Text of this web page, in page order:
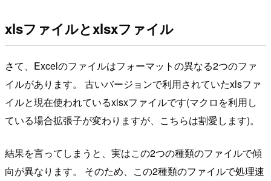
xlsファイルとxlsxファイル
さて、Excelのファイルはフォーマットの異なる2つのファ
イルがあります。 古いバージョンで利用されていたxlsファ
イルと現在使われているxlsxファイルです(マクロを利用し
ている場合拡張子が変わりますが、こちらは割愛します)。
結果を言ってしまうと、実はこの2つの種類のファイルで傾
向が異なります。 そのため、この2種類のファイルで処理速